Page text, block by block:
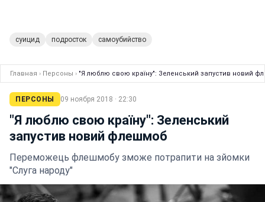
суицид подросток самоубийство
Главная › Персоны › "Я люблю свою країну": Зеленський запустив новий
ПЕРСОНЫ 09 ноября 2018 · 22:30
"Я люблю свою країну": Зеленський
запустив новий флешмоб
Переможець флешмобу зможе потрапити на зйомки
"Слуга народу"